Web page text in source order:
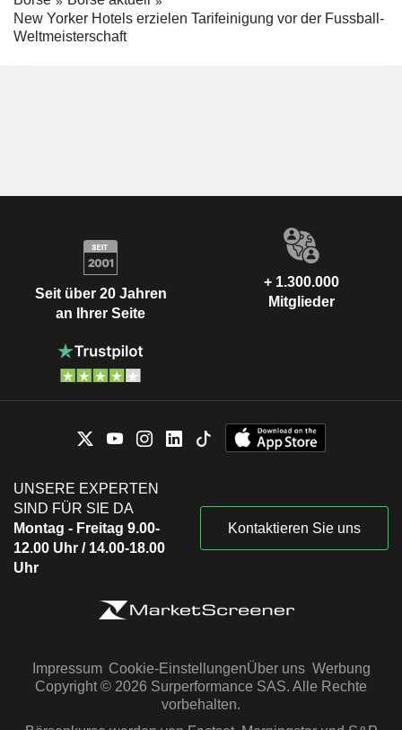
New Yorker Hotels erzielen Tarifeinigung vor der Fussball-
Weltmeisterschaft
Seit über 20 Jahren
an Ihrer Seite
+ 1.300.000
Mitglieder
UNSERE EXPERTEN
SIND FÜR SIE DA
Montag - Freitag 9.00-
12.00 Uhr / 14.00-18.00
Uhr
Kontaktieren Sie uns
Impressum Cookie-EinstellungenÜber uns Werbung
Copyright © 2026 Surperformance SAS. Alle Rechte
vorbehalten.